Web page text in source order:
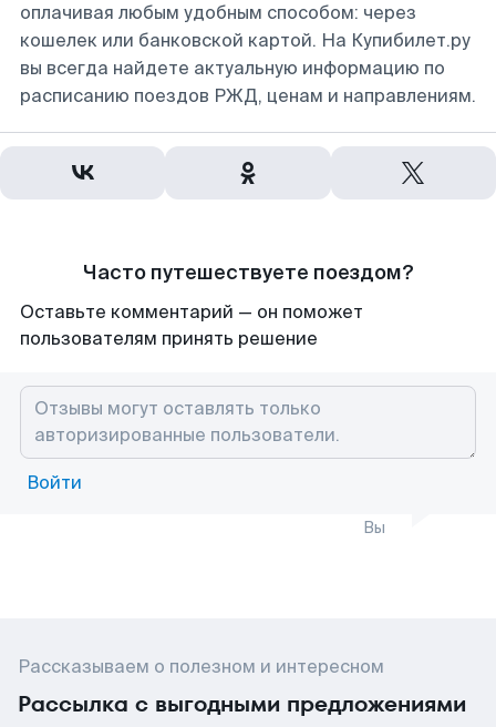
оплачивая любым удобным способом: через
кошелек или банковской картой. На Купибилет.ру
вы всегда найдете актуальную информацию по
расписанию поездов РЖД, ценам и направлениям.
Часто путешествуете поездом?
Оставьте комментарий — он поможет
пользователям принять решение
Войти
Вы
Рассказываем о полезном и интересном
Рассылка с выгодными предложениями